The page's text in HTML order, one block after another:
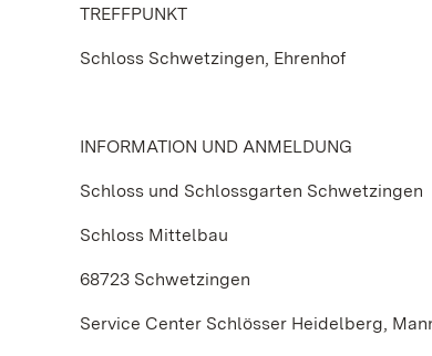
TREFFPUNKT
Schloss Schwetzingen, Ehrenhof
INFORMATION UND ANMELDUNG
Schloss und Schlossgarten Schwetzingen
Schloss Mittelbau
68723 Schwetzingen
Service Center Schlösser Heidelberg,